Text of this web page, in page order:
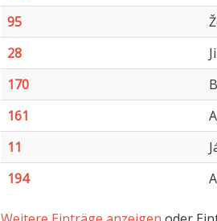
95
28
170
161
11
194